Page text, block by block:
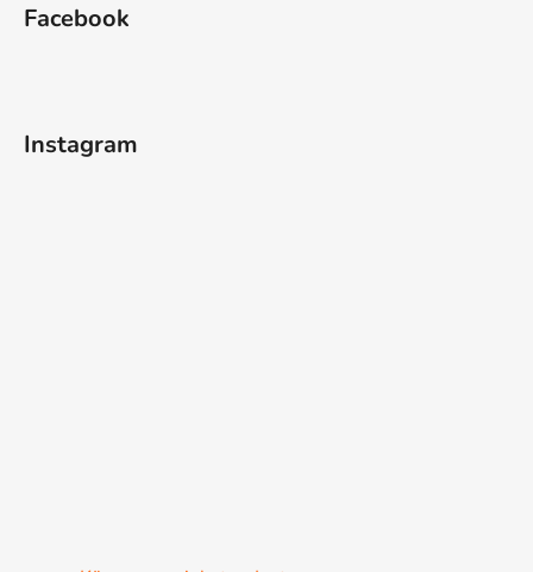
Facebook
Instagram